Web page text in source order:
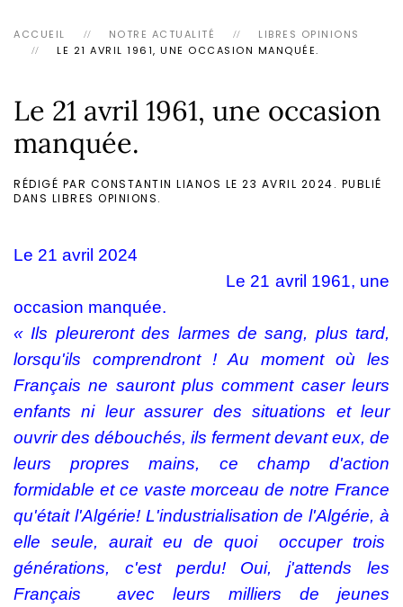
ACCUEIL NOTRE ACTUALITÉ
LIBRES OPINIONS
LE 21 AVRIL 1961, UNE OCCASION MANQUÉE.
Le 21 avril 1961, une occasion
manquée.
RÉDIGÉ PAR CONSTANTIN LIANOS LE 23 AVRIL 2024. PUBLIÉ
DANS LIBRES OPINIONS.
Le 21 avril 2024
Le 21 avril 1961, une
occasion manquée.
« Ils pleureront des larmes de sang, plus tard,
lorsqu'ils comprendront ! Au moment où les
Français ne sauront plus comment caser leurs
enfants ni leur assurer des situations et leur
ouvrir des débouchés, ils ferment devant eux, de
leurs propres mains, ce champ d'action
formidable et ce vaste morceau de notre France
qu'était l'Algérie! L'industrialisation de l'Algérie, à
elle seule, aurait eu de quoi
occuper trois
générations, c'est perdu! Oui, j'attends les
Français
avec leurs milliers de jeunes